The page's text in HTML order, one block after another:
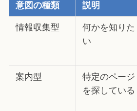
意図の種類 説明
情報収集型
何かを知りた
い
案内型
特定のページ
を探している